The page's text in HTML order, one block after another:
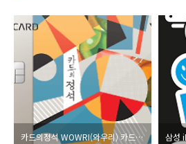
카드의정석 WOWRI(와우리) 카드혜택,알뜰폰 요금 할인,뽐뿌 후기